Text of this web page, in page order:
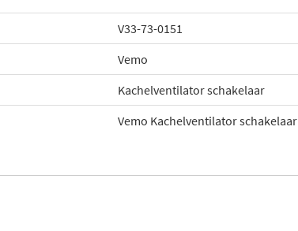
V33-73-0151
Vemo
Kachelventilator schakelaar
Vemo Kachelventilator schakelaar